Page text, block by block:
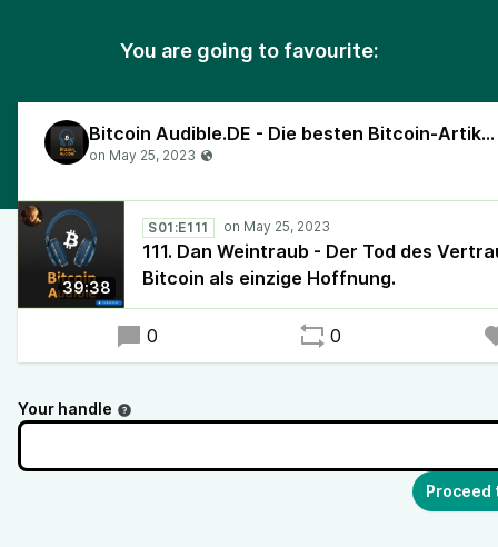
You are going to favourite:
Bitcoin Audible.DE - Die besten Bitcoin-Artikel, vorgelesen in deutscher Sprache!
39:38
S01:E111
111. Dan Weintraub - Der Tod des
Bitcoin als einzige Hoffnung.
0 0
Your handle